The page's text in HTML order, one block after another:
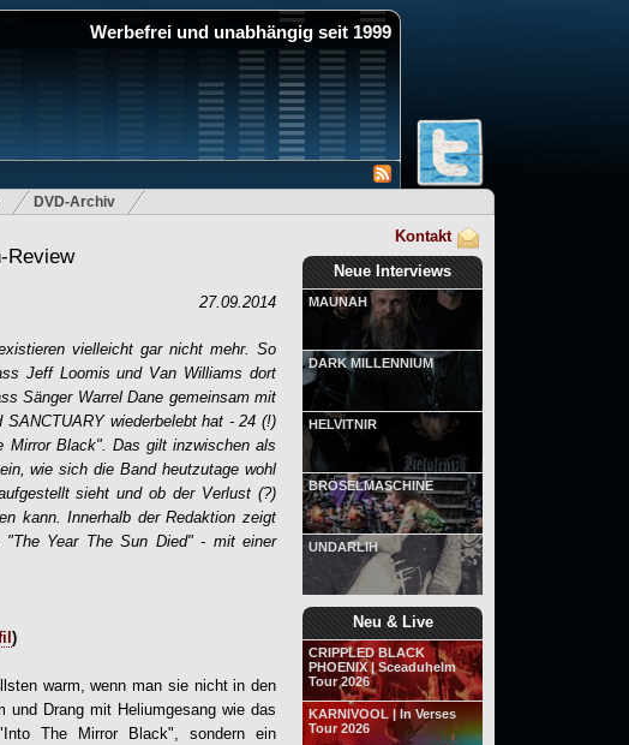
Werbefrei und unabhängig seit 1999
DVD-Archiv
Kontakt
Neue Interviews
MAUNAH
DARK MILLENNIUM
HELVITNIR
BRÖSELMASCHINE
UNDARLIH
Neu & Live
CRIPPLED BLACK
PHOENIX | Sceaduhelm
Tour 2026
KARNIVOOL | In Verses
Tour 2026
Review
27.09.2014
vielleicht gar nicht mehr. So
Jeff Loomis und Van Williams dort
Sänger Warrel Dane gemeinsam mit
wiederbelebt hat - 24 (!)
Mirror Black". Das gilt inzwischen als
wie sich die Band heutzutage wohl
sieht und ob der Verlust (?)
kann. Innerhalb der Redaktion zeigt
"The Year The Sun Died" - mit einer
)
warm, wenn man sie nicht in den
Drang mit Heliumgesang wie das
The Mirror Black", sondern ein